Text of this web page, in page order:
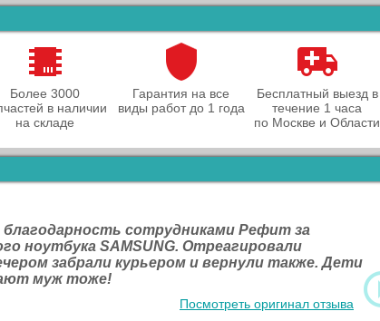
Более 3000
в наличии
на складе
Гарантия на все
виды работ до 1 года
Бесплатный выезд в
течение 1 часа
по Москве и Области
сотрудниками Рефит за
ноутбука SAMSUNG. Отреагировали
забрали курьером и вернули также. Дети
муж тоже!
Посмотреть оригинал отзыва